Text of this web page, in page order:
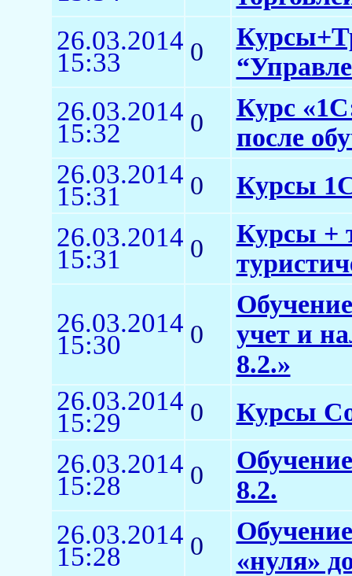
26.03.2014
15:33 0
26.03.2014
15:32 0
Курс
после
26.03.2014
15:31 0 Курсы
26.03.2014
15:31 0
Курсы +
26.03.2014
15:30 0
учет и
8.2.»
26.03.2014
15:29 0 Курсы
26.03.2014
15:28 0
8.2.
26.03.2014
15:28 0
«нуля»